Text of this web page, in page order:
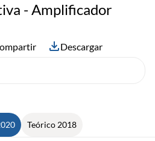
Teórico 2018
- Amplificador
Descargar